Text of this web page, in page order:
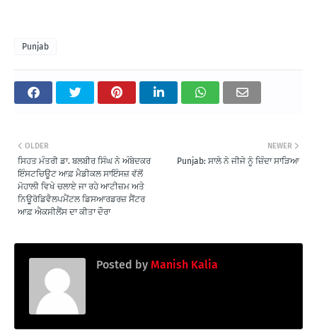
Punjab
NEWER
Punjab: ਸਾਲੇ ਨੇ ਜੀਜੇ ਨੂੰ ਜ਼ਿੰਦਾ ਸਾੜਿਆ
OLDER
ਸਿਹਤ ਮੰਤਰੀ ਡਾ. ਬਲਬੀਰ ਸਿੰਘ ਨੇ ਅੰਬੇਦਕਰ
ਇੰਸਟਚਿਊਟ ਆਫ਼ ਮੈਡੀਕਲ ਸਾਇੰਸਜ਼ ਵੱਲੋਂ
ਮੋਹਾਲੀ ਵਿਖੇ ਚਲਾਏ ਜਾ ਰਹੇ ਆਟੀਜ਼ਮ ਅਤੇ
ਨਿਊਰੋਡਿਵੈਲਪਮੈਂਟਲ ਡਿਸਆਰਡਰਜ਼ ਸੈਂਟਰ
ਆਫ਼ ਐਕਸੀਲੈਂਸ ਦਾ ਕੀਤਾ ਦੌਰਾ
Posted by Manish Kalia